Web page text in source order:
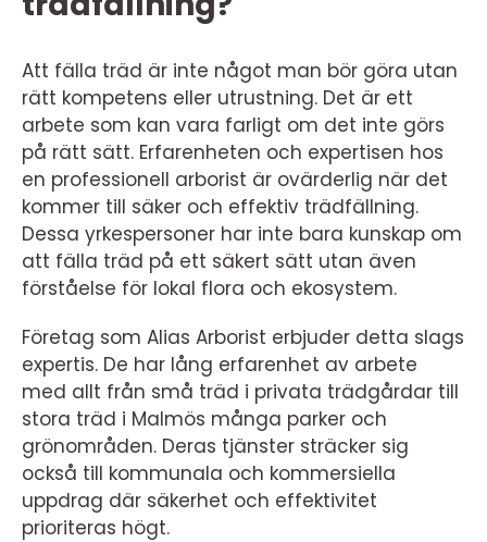
Att fälla träd är inte något man bör göra utan
rätt kompetens eller utrustning. Det är ett
arbete som kan vara farligt om det inte görs
på rätt sätt. Erfarenheten och expertisen hos
en professionell arborist är ovärderlig när det
kommer till säker och effektiv trädfällning.
Dessa yrkespersoner har inte bara kunskap om
att fälla träd på ett säkert sätt utan även
förståelse för lokal flora och ekosystem.
Företag som Alias Arborist erbjuder detta slags
expertis. De har lång erfarenhet av arbete
med allt från små träd i privata trädgårdar till
stora träd i Malmös många parker och
grönområden. Deras tjänster sträcker sig
också till kommunala och kommersiella
uppdrag där säkerhet och effektivitet
prioriteras högt.